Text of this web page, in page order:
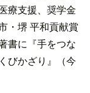
療支援、奨学金
・堺 平和貢献賞
書に『手をつな
びかざり』（今